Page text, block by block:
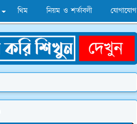
থিম নিয়ম ও শর্তাবলী যোগাযোগ